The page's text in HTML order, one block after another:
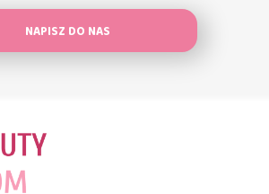
NAPISZ DO NAS